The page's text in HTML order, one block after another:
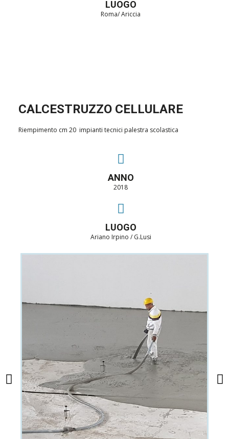
LUOGO
Roma/ Ariccia
CALCESTRUZZO CELLULARE
Riempimento cm 20 impianti tecnici palestra scolastica
ANNO
2018
LUOGO
Ariano Irpino / G.Lusi